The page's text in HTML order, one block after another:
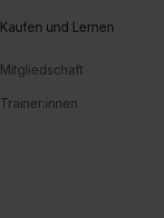
Kaufen und Lernen
Mitgliedschaft
Trainer:innen